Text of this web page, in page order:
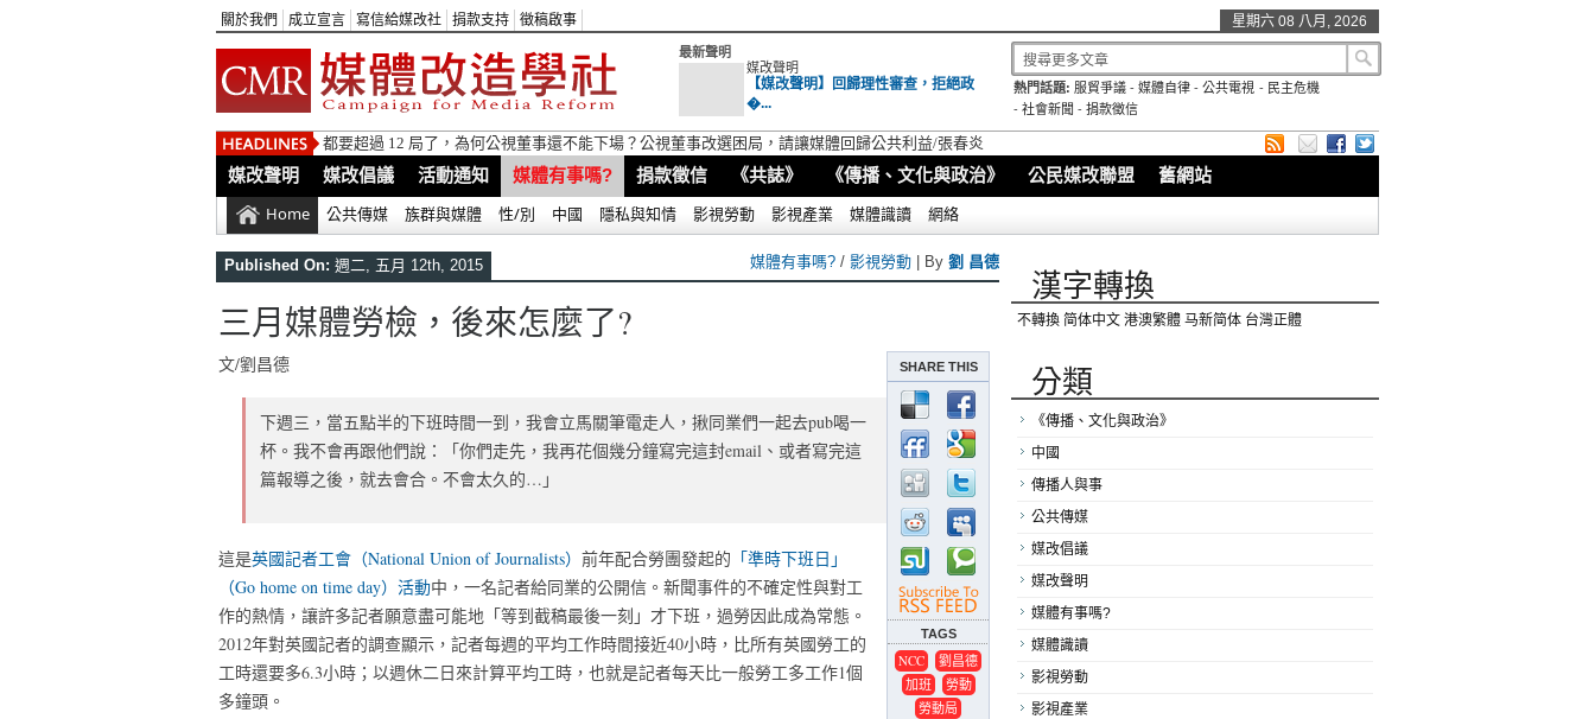
關於我們 成立宣言 寫信給媒改社 捐款支持 徵稿啟事 星期六 08 八月, 2026
最新聲明
媒改聲明
【媒改聲明】回歸理性審查，拒絕政
�...
熱門話題: 服貿爭議 -媒體自律 -公共電視 - 民主危機
- 社會新聞 - 捐款徵信
都要超過 12 局了，為何公視董事還不能下場？公視董事改選困局，請讓媒體回歸公共利益/張春炎
媒改聲明 媒改倡議 活動通知 媒體有事嗎? 捐款徵信 《共誌》 《傳播、文化與政治》 公民媒改聯盟 舊網站
Home 公共傳媒 族群與媒體 性/別 中國 隱私與知情 影視勞動 影視產業 媒體識讀 網絡
Published On: 週二, 五月 12th, 2015 媒體有事嗎? / 影視勞動 | By 劉 昌德
三月媒體勞檢，後來怎麼了?
SHARE THIS
TAGS
NCC
劉昌德
加班
勞動
勞動局
文/劉昌德
下週三，當五點半的下班時間一到，我會立馬關筆電走人，揪同業們一起去pub喝一
杯。我不會再跟他們說：「你們走先，我再花個幾分鐘寫完這封email、或者寫完這
篇報導之後，就去會合。不會太久的…」
這是英國記者工會（National Union of Journalists） 前年配合勞團發起的 「準時下班日」
（Go home on time day）活動中，一名記者給同業的公開信。新聞事件的不確定性與對工
作的熱情，讓許多記者願意盡可能地「等到截稿最後一刻」才下班，過勞因此成為常態。
2012年對英國記者的調查顯示，記者每週的平均工作時間接近40小時，比所有英國勞工的
工時還要多6.3小時；以週休二日來計算平均工時，也就是記者每天比一般勞工多工作1個
多鐘頭。
漢字轉換
不轉換 简体中文 港澳繁體 马新简体 台灣正體
分類
《傳播、文化與政治》
中國
傳播人與事
公共傳媒
媒改倡議
媒改聲明
媒體有事嗎?
媒體識讀
影視勞動
影視產業